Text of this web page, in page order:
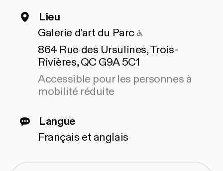
Lieu
Galerie d'art du Parc Accessible
864 Rue des Ursulines, Trois-
Rivières, QC G9A 5C1
Accessible pour les personnes à
mobilité réduite
Langue
Français et anglais